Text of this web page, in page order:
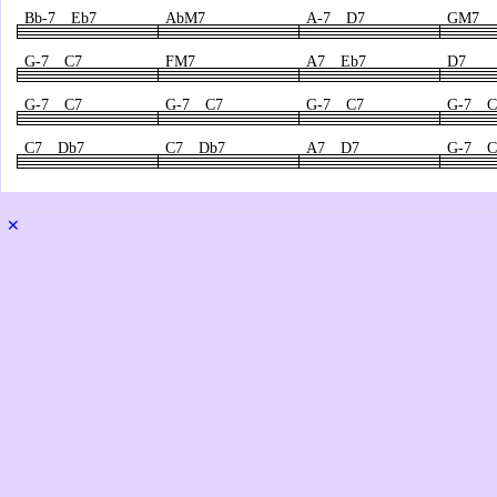
Bb-7 Eb7 AbM7 A-7 D7 GM7
G-7 C7 FM7 A7 Eb7 D7
G-7 C7 G-7 C7 G-7 C7 G-7
C7 Db7 C7 Db7 A7 D7 G-7
✕